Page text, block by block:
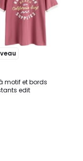
motif et bords
edit